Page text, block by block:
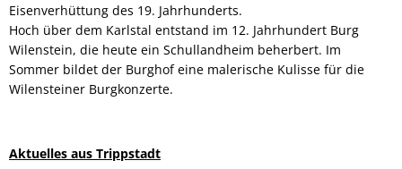
Eisenverhüttung des 19. Jahrhunderts.
Hoch über dem Karlstal entstand im 12. Jahrhundert Burg
Wilenstein, die heute ein Schullandheim beherbert. Im
Sommer bildet der Burghof eine malerische Kulisse für die
Wilensteiner Burgkonzerte.
Aktuelles aus Trippstadt